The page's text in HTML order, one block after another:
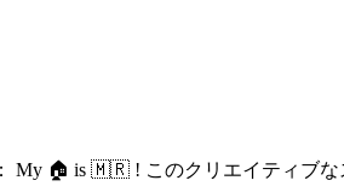
My 🏠 is 🇲🇷 ! このクリエイティブ